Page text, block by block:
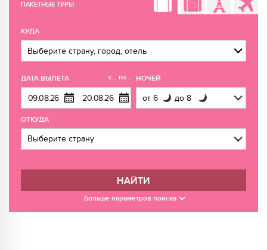
ПАКЕТНЫЕ ТУРЫ
КУДА
ДАТА ВЫЛЕТА с... по... НОЧЕЙ
ОТКУДА
НАЙТИ
Больше параметров поиска